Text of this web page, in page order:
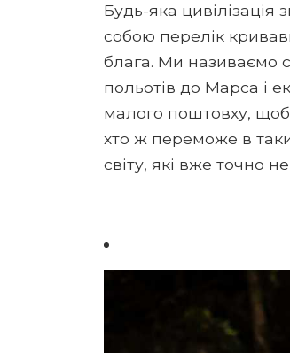
Будь-яка цивілізація
собою перелік
блага. Ми називаємо
польотів до Марса і
малого поштовху, щоб
хто ж переможе в
світу, які вже точно